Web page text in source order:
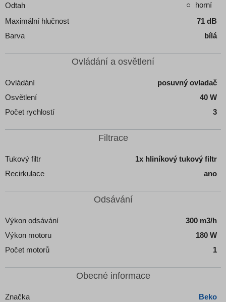
Odtah
horní
Maximální hlučnost
71 dB
Barva
bílá
Ovládání a osvětlení
Ovládání
posuvný ovladač
Osvětlení
40 W
Počet rychlostí
3
Filtrace
Tukový filtr
1x hliníkový tukový filtr
Recirkulace
ano
Odsávání
Výkon odsávání
300 m3/h
Výkon motoru
180 W
Počet motorů
1
Obecné informace
Značka Beko